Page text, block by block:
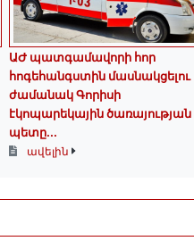
ԱԺ պատգամավորի հոր
հոգեհանգստին մասնակցելու
ժամանակ Գորիսի
էկոպարեկային ծառայության
պետը...
ավելին